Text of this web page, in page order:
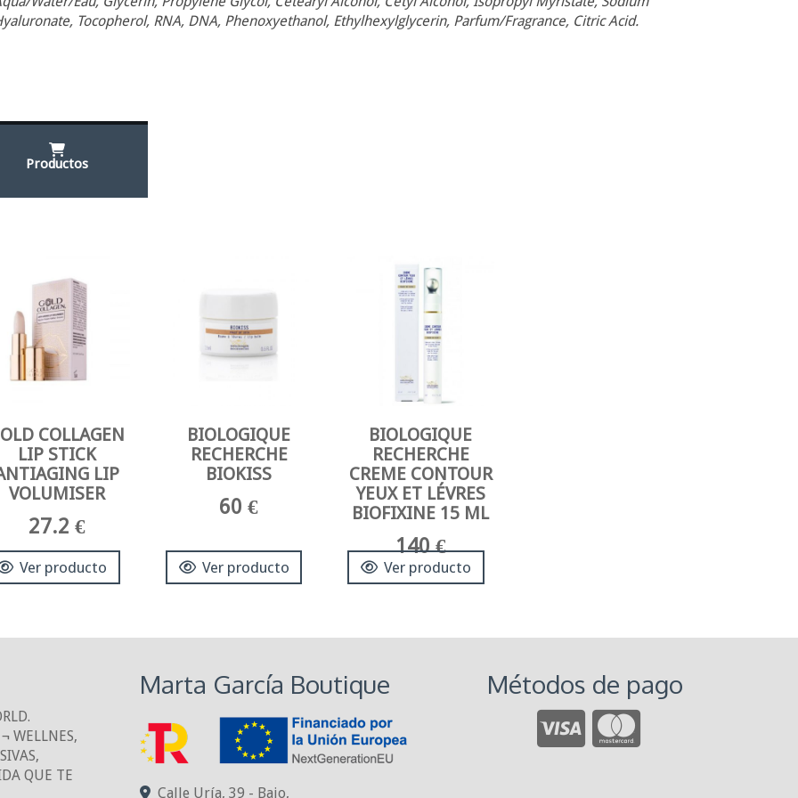
Tocopherol, RNA, DNA, Phenoxyethanol, Ethylhexylglycerin, Parfum/Fragrance, Citric Acid.
Productos
COLLAGEN
LIP STICK
LIP
VOLUMISER
27.2 €
Ver producto
BIOLOGIQUE
RECHERCHE
BIOKISS
60 €
Ver producto
BIOLOGIQUE
RECHERCHE
CREME CONTOUR
YEUX ET LÉVRES
BIOFIXINE 15 ML
140 €
Ver producto
WELLNES,
QUE TE
Marta García Boutique
Calle Uría, 39 - Bajo,
Métodos de pago